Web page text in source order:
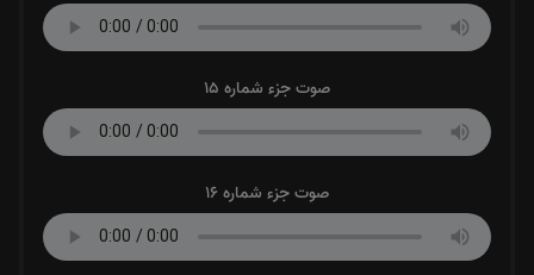
صوت جزء شماره 15
صوت جزء شماره 16